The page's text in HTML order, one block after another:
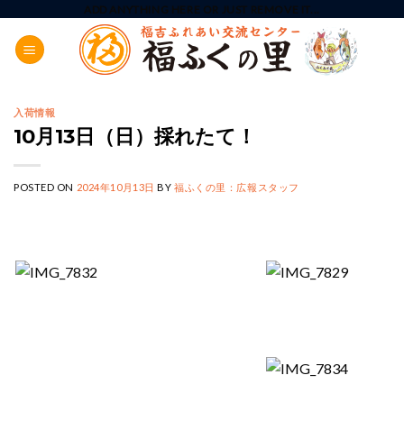
content
ADD ANYTHING HERE OR JUST REMOVE IT...
入荷情報
10月13日（日）採れたて！
POSTED ON 2024年10月13日 BY福ふくの里：広報スタッフ